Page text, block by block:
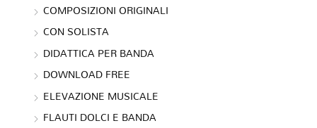
COMPOSIZIONI ORIGINALI
CON SOLISTA
DIDATTICA PER BANDA
DOWNLOAD FREE
ELEVAZIONE MUSICALE
FLAUTI DOLCI E BANDA